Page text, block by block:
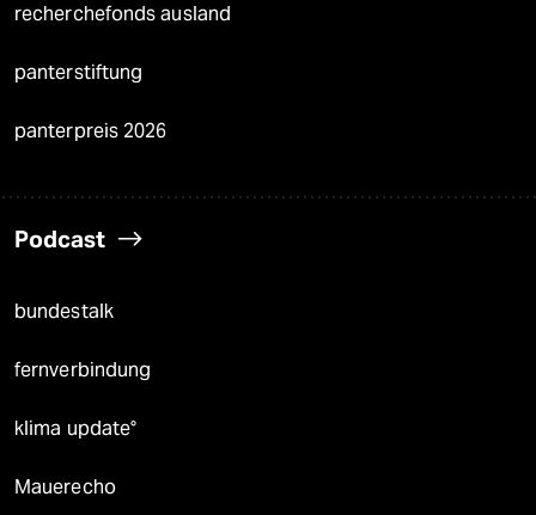
recherchefonds ausland
panterstiftung
panterpreis 2026
Podcast
bundestalk
fernverbindung
klima update°
Mauerecho